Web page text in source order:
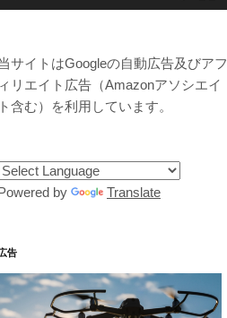
サイトはGoogleの自動広告及びアフ
ィリエイト広告（Amazonアソシエイ
ト含む）を利用しています。
by Translate
告